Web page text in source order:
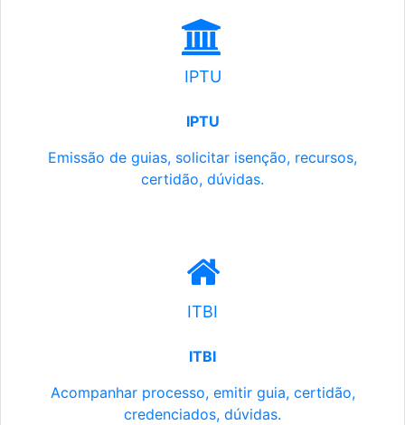
IPTU
IPTU
Emissão de guias, solicitar isenção, recursos,
certidão, dúvidas.
ITBI
ITBI
Acompanhar processo, emitir guia, certidão,
credenciados, dúvidas.